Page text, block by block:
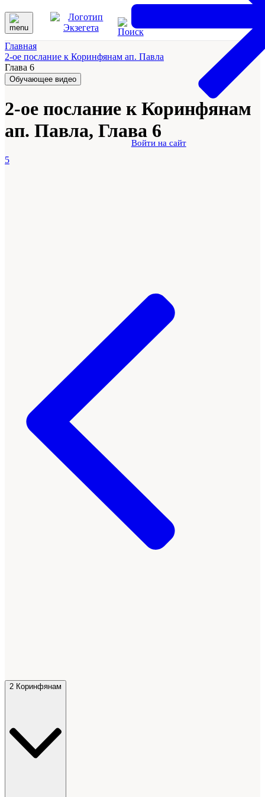
Войти на сайт
Главная
2-ое послание к Коринфянам ап. Павла
Глава 6
Обучающее видео
2-ое послание к Коринфянам
ап. Павла, Глава 6
5
2 Коринфянам